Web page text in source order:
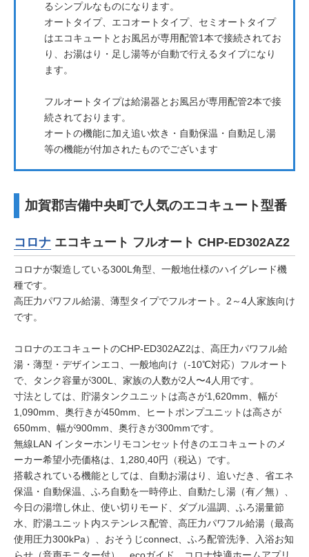
るシンプルなものになります。
オートタイプ、エコオートタイプ、セミオートタイプ
はエコキュートとお風呂が専用配管1本で接続されてお
り、お湯はり・足し湯等が自動で行えるタイプになり
ます。
フルオートタイプは給湯器とお風呂が専用配管2本で接
続されております。
オートの機能に加え追い炊き・自動保温・自動足し湯
等の機能が付加されたものでございます
加賀郡吉備中央町で人気のエコキュート型番
コロナ エコキュート フルオート CHP-ED302AZ2
コロナが製造している300L角型、一般地仕様のハイグレード機
種です。
高圧力パワフル給湯、薄型タイプでフルオート。2～4人家族向け
です。
コロナのエコキュートのCHP-ED302AZ2は、高圧力パワフル給
湯・薄型・デザインエコ、一般地向け（-10℃対応）フルオート
で、タンク容量が300L、家族の人数が2人〜4人用です。
寸法としては、貯湯タンクユニットは高さが1,620mm、幅が
1,090mm、奥行きが450mm、ヒートポンプユニットは高さが
650mm、幅が900mm、奥行きが300mmです。
無線LAN インターホンリモコンセット付きのエコキュートのメ
ーカー希望小売価格は、1,280,40円（税込）です。
搭載されている機能としては、自動お湯はり、追いだき、省エネ
保温・自動保温、ふろ自動を一時停止、自動たし湯（有／無）、
今日の湯増し休止、使い切りモード、ダブル温調、ふろ湯量節
水、貯湯ユニット内ステンレス配管、高圧力パワフル給湯（最高
使用圧力300kPa）、おそうじconnect、ふろ配管洗浄、入浴お知